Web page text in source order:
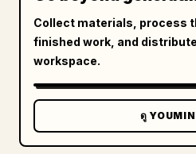
ควบคุมอารมณ์ได้ และมีความตั้งใ
ฉากหลังเป็นสตูดิโอที่มีแสงนุ่มน
มีพื้นผิวและพื้นไม้ที่ดูผ่านการใช้ง
กระจายและให้ความรู้สึกแบบภา
และเน้นการเคลื่อนไหวที่ลื่นไหล
ท่ารำมีความต่อเนื่องและเป็นจังห
กะทันหัน:
Collect materials, process
finished work, and
workspace.
ดู